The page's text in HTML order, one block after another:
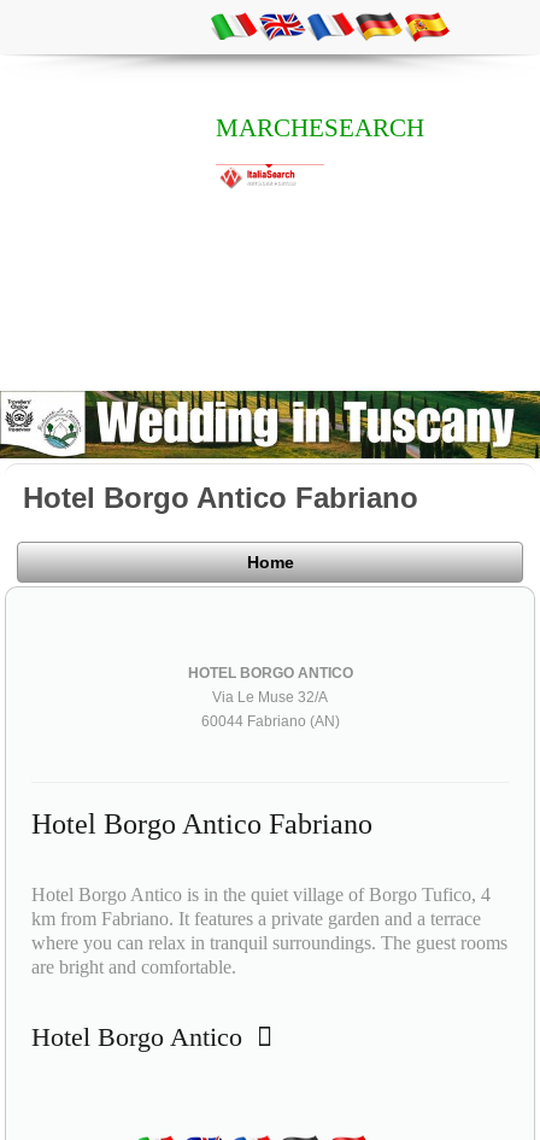
MARCHESEARCH
Hotel Borgo Antico Fabriano
Home
HOTEL BORGO ANTICO
Via Le Muse 32/A
60044 Fabriano (AN)
Hotel Borgo Antico Fabriano
Hotel Borgo Antico is in the quiet village of Borgo Tufico, 4
km from Fabriano. It features a private garden and a terrace
where you can relax in tranquil surroundings. The guest rooms
are bright and comfortable.
Hotel Borgo Antico